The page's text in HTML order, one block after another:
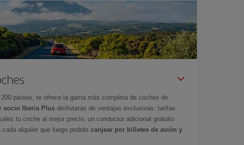
200 países, te ofrece la gama más completa de coches de
socio Iberia Plus disfrutarás de ventajas exclusivas: tarifas
tu coche al mejor precio, un conductor adicional gratuito
cada alquiler que luego podrás canjear por billetes de avión y